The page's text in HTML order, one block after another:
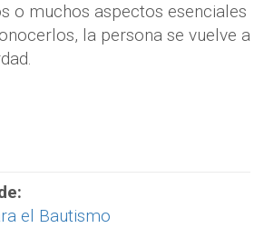
o muchos aspectos esenciales
la persona se vuelve a
el Bautismo